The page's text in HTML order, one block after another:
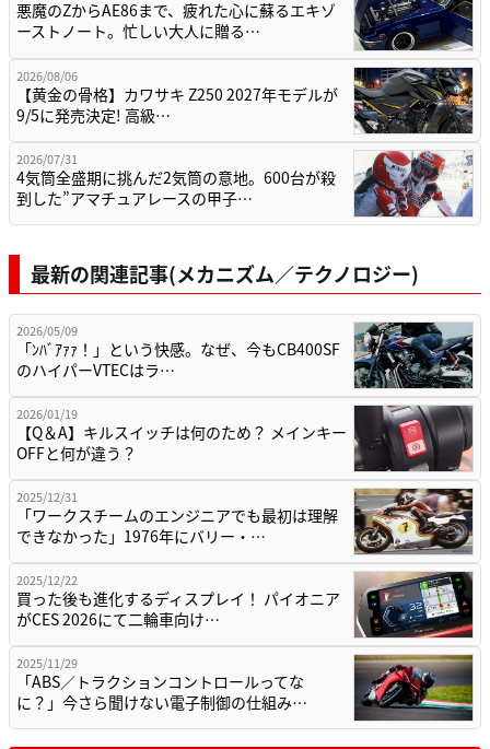
悪魔のZからAE86まで、疲れた心に蘇るエキゾ
ーストノート。忙しい大人に贈る…
2026/08/06
【黄金の骨格】カワサキ Z250 2027年モデルが
9/5に発売決定! 高級…
2026/07/31
4気筒全盛期に挑んだ2気筒の意地。600台が殺
到した”アマチュアレースの甲子…
最新の関連記事(メカニズム／テクノロジー)
2026/05/09
「ﾝﾊﾞｱｧｧ！」という快感。なぜ、今もCB400SF
のハイパーVTECはラ…
2026/01/19
【Q＆A】キルスイッチは何のため？ メインキー
OFFと何が違う？
2025/12/31
「ワークスチームのエンジニアでも最初は理解
できなかった」1976年にバリー・…
2025/12/22
買った後も進化するディスプレイ！ パイオニア
がCES 2026にて二輪車向け…
2025/11/29
「ABS／トラクションコントロールってな
に？」今さら聞けない電子制御の仕組み…